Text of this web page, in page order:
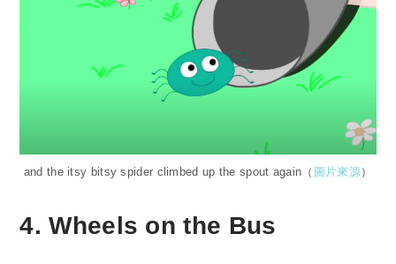
and the itsy bitsy spider climbed up the spout again（ 圖片來源）
4. Wheels on the Bus